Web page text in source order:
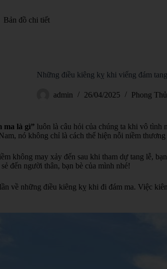
Bản đồ chi tiết
Những điều kiêng kỵ khi viếng đám
admin 26/04/2025 Phong
ma là gì” luôn là câu hỏi của chúng ta khi vô tình
nó không chỉ là cách thể hiện nỗi niềm
không may xảy đến sau khi tham dự tang lễ,
đến người thân, bạn bè của mình nhé!
về những điều kiêng kỵ khi đi đám ma. Việc